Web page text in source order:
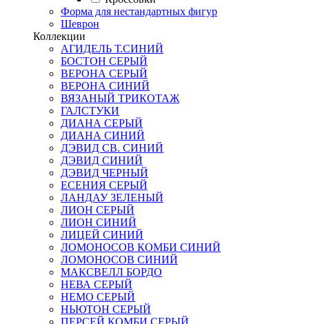
Форма для нестандартных фигур
Шеврон
Коллекции
АГИДЕЛЬ Т.СИНИЙ
БОСТОН СЕРЫЙ
ВЕРОНА СЕРЫЙ
ВЕРОНА СИНИЙ
ВЯЗАНЫЙ ТРИКОТАЖ
ГАЛСТУКИ
ДИАНА СЕРЫЙ
ДИАНА СИНИЙ
ДЭВИД СВ. СИНИЙ
ДЭВИД СИНИЙ
ДЭВИД ЧЕРНЫЙ
ЕСЕНИЯ СЕРЫЙ
ЛАНДАУ ЗЕЛЕНЫЙ
ЛИОН СЕРЫЙ
ЛИОН СИНИЙ
ЛИЦЕЙ СИНИЙ
ЛОМОНОСОВ КОМБИ СИНИЙ
ЛОМОНОСОВ СИНИЙ
МАКСВЕЛЛ БОРДО
НЕВА СЕРЫЙ
НЕМО СЕРЫЙ
НЬЮТОН СЕРЫЙ
ПЕРСЕЙ КОМБИ СЕРЫЙ